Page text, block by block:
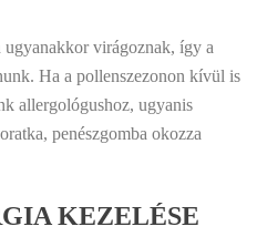
virágoznak, így a
Ha a pollenszezonon kívül is
allergológushoz, ugyanis
penészgomba okozza
KEZELÉSE